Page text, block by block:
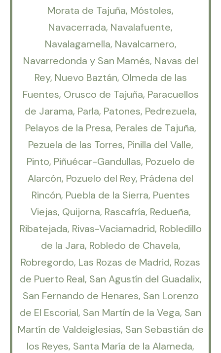
Morata de Tajuña, Móstoles,
Navacerrada, Navalafuente,
Navalagamella, Navalcarnero,
Navarredonda y San Mamés, Navas del
Rey, Nuevo Baztán, Olmeda de las
Fuentes, Orusco de Tajuña, Paracuellos
de Jarama, Parla, Patones, Pedrezuela,
Pelayos de la Presa, Perales de Tajuña,
Pezuela de las Torres, Pinilla del Valle,
Pinto, Piñuécar-Gandullas, Pozuelo de
Alarcón, Pozuelo del Rey, Prádena del
Rincón, Puebla de la Sierra, Puentes
Viejas, Quijorna, Rascafría, Redueña,
Ribatejada, Rivas-Vaciamadrid, Robledillo
de la Jara, Robledo de Chavela,
Robregordo, Las Rozas de Madrid, Rozas
de Puerto Real, San Agustín del Guadalix,
San Fernando de Henares, San Lorenzo
de El Escorial, San Martín de la Vega, San
Martín de Valdeiglesias, San Sebastián de
los Reyes, Santa María de la Alameda,